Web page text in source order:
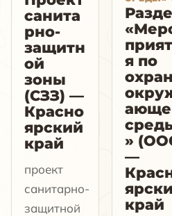
санита
рно-
защитн
ой
зоны
(СЗЗ) —
Красно
ярский
край
проект
санитарно-
защитной
я по
»
—
край